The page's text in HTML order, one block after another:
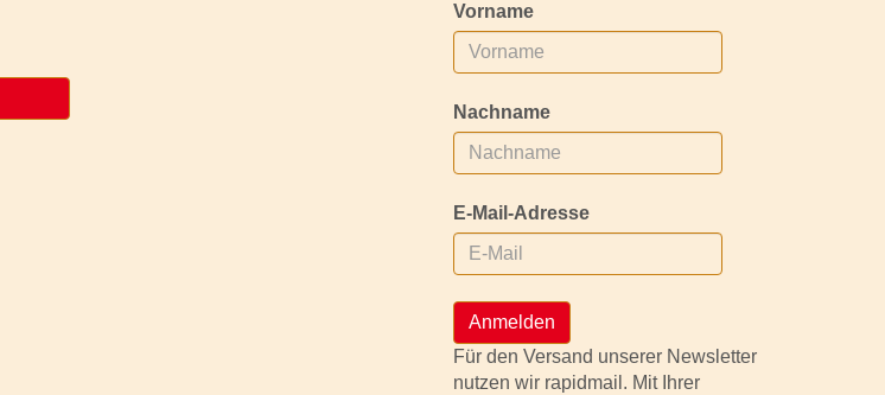
Vorname
Nachname
E-Mail-Adresse
Anmelden
Für den Versand unserer Newsletter
nutzen wir rapidmail. Mit Ihrer